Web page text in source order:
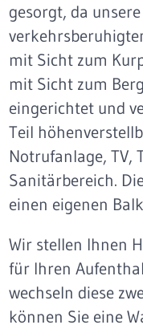
gesorgt, da
mit Sicht zum
mit Sicht zum
eingerichtet und
Teil
Notrufanlage, TV,
Sanitärbereich.
einen eigenen
Wir stellen Ihnen
für Ihren
wechseln diese
können Sie eine